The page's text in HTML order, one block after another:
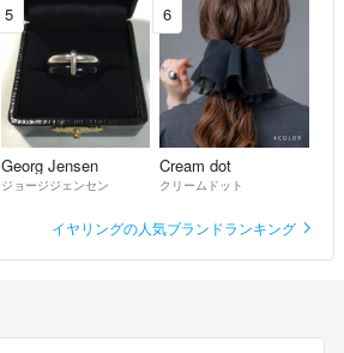
5
Georg Jensen
ジョージジェンセン
6
Cream dot
クリームドット
イヤリングの人気ブランドランキング